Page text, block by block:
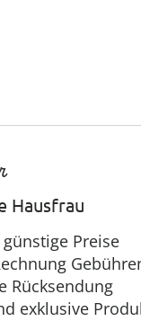
Hausfrau
Preise
Rücksendung
exklusive